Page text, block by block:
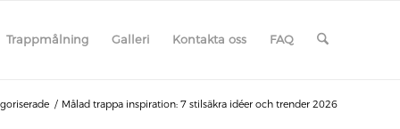
Trappmålning Galleri Kontakta oss FAQ
/ Målad trappa inspiration: 7 stilsäkra idéer och trender 2026